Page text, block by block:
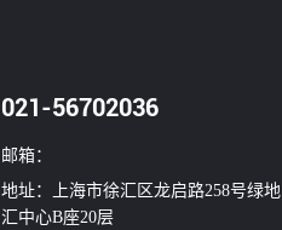
021-56702036
邮箱：
地址：上海市徐汇区龙启路258号绿地
汇中心B座20层